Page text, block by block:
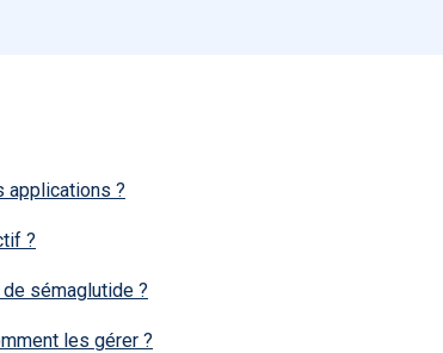
applications ?
?
sémaglutide ?
les gérer ?